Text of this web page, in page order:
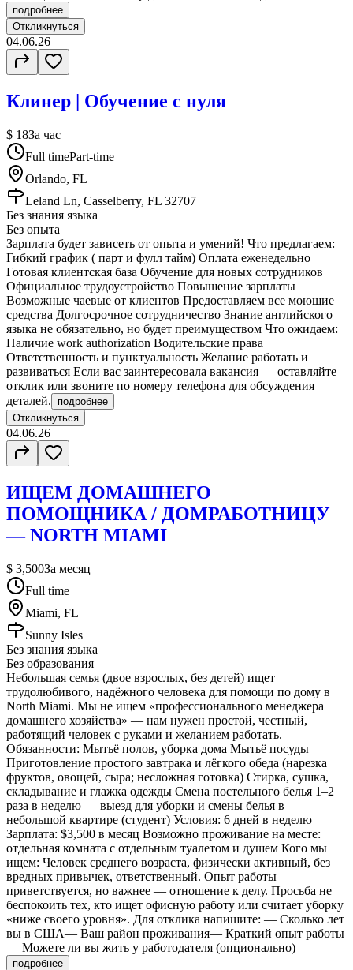
подробнее
Откликнуться
04.06.26
Клинер | Обучение с нуля
$ 18За час
Full timePart-time
Orlando, FL
Leland Ln, Casselberry, FL 32707
Без знания языка
Без опыта
Зарплата будет зависеть от опыта и умений! Что предлагаем:
Гибкий график ( парт и фулл тайм) Оплата еженедельно
Готовая клиентская база Обучение для новых сотрудников
Официальное трудоустройство Повышение зарплаты
Возможные чаевые от клиентов Предоставляем все моющие
средства Долгосрочное сотрудничество Знание английского
языка не обязательно, но будет преимуществом Что ожидаем:
Наличие work authorization Водительские права
Ответственность и пунктуальность Желание работать и
развиваться Если вас заинтересовала вакансия — оставляйте
отклик или звоните по номеру телефона для обсуждения
деталей.
подробнее
Откликнуться
04.06.26
ИЩЕМ ДОМАШНЕГО
ПОМОЩНИКА / ДОМРАБОТНИЦУ
— NORTH MIAMI
$ 3,500За месяц
Full time
Miami, FL
Sunny Isles
Без знания языка
Без образования
Небольшая семья (двое взрослых, без детей) ищет
трудолюбивого, надёжного человека для помощи по дому в
North Miami. Мы не ищем «профессионального менеджера
домашнего хозяйства» — нам нужен простой, честный,
работящий человек с руками и желанием работать.
Обязанности: Мытьё полов, уборка дома Мытьё посуды
Приготовление простого завтрака и лёгкого обеда (нарезка
фруктов, овощей, сыра; несложная готовка) Стирка, сушка,
складывание и глажка одежды Смена постельного белья 1–2
раза в неделю — выезд для уборки и смены белья в
небольшой квартире (студент) Условия: 6 дней в неделю
Зарплата: $3,500 в месяц Возможно проживание на месте:
отдельная комната с отдельным туалетом и душем Кого мы
ищем: Человек среднего возраста, физически активный, без
вредных привычек, ответственный. Опыт работы
приветствуется, но важнее — отношение к делу. Просьба не
беспокоить тех, кто ищет офисную работу или считает уборку
«ниже своего уровня». Для отклика напишите: — Сколько лет
вы в США— Ваш район проживания— Краткий опыт работы
— Можете ли вы жить у работодателя (опционально)
подробнее